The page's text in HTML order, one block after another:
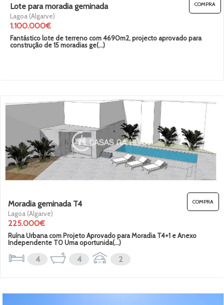
Lote para moradia geminada
Lagoa (Algarve)
COMPRA
1.100.000€
Fantástico lote de terreno com 4690m2, projecto aprovado para
construção de 15 moradias ge(...)
Moradia geminada T4
Lagoa (Algarve)
COMPRA
225.000€
Ruína Urbana com Projeto Aprovado para Moradia T4+1 e Anexo
Independente T0 Uma oportunida(...)
4 4 2